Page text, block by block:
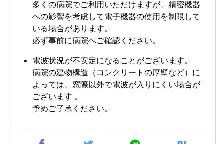
多くの病院でご利用いただけますが、精密機器
への影響を考慮して電子機器の使用を制限して
いる場合があります。
必ず事前に病院へご確認ください。
電波状況が不安定になることがございます。
病院の建物構造（コンクリートの厚壁など）に
よっては、窓際以外で電波が入りにくい場合が
ございます 。
予めご了承ください。